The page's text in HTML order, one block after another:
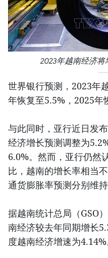
2023年越南经济将
世界银行预测，2023年
年恢复至5.5%，2025年
与此同时，亚行近日发
经济增长预测调整为
6.0%。然而，亚行仍然
比，越南的增长率相当
通货膨胀率预测分别维持
据越南统计总局（GSO
南经济较去年同期增长
度越南经济增速为4.14%